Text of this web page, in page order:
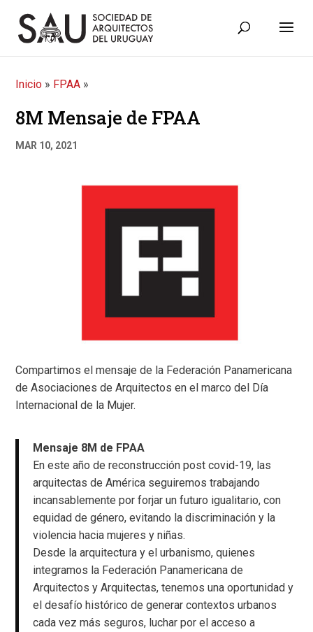
Inicio » FPAA »
8M Mensaje de FPAA
MAR 10, 2021
Compartimos el mensaje de la Federación Panamericana
de Asociaciones de Arquitectos en el marco del Día
Internacional de la Mujer.
Mensaje 8M de FPAA
En este año de reconstrucción post covid-19, las
arquitectas de América seguiremos trabajando
incansablemente por forjar un futuro igualitario, con
equidad de género, evitando la discriminación y la
violencia hacia mujeres y niñas.
Desde la arquitectura y el urbanismo, quienes
integramos la Federación Panamericana de
Arquitectos y Arquitectas, tenemos una oportunidad y
el desafío histórico de generar contextos urbanos
cada vez más seguros, luchar por el acceso a